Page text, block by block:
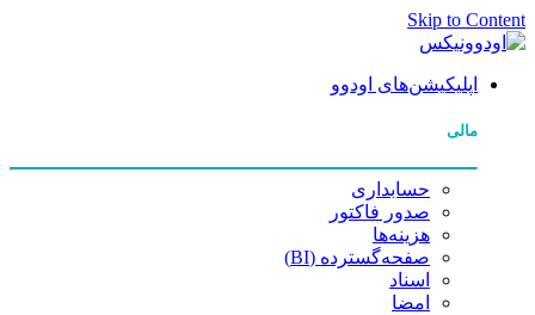
Skip to
اپلیکیشن‌های اودوو
حسابداری
صدور فاکتور
هزینه‌ها
صفحه‌گسترده (BI)
اسناد
امضا